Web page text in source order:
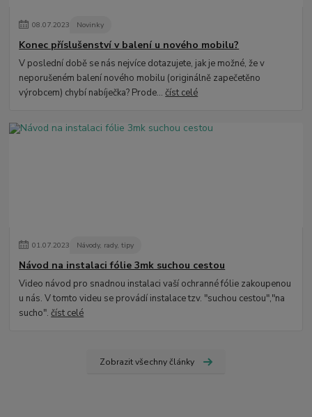
08.07.2023 Novinky
Konec příslušenství v balení u nového mobilu?
V poslední době se nás nejvíce dotazujete, jak je možné, že v
neporušeném balení nového mobilu (originálně zapečetěno
výrobcem) chybí nabíječka? Prode...číst celé
01.07.2023 Návody, rady, tipy
Návod na instalaci fólie 3mk suchou cestou
Video návod pro snadnou instalaci vaší ochranné fólie zakoupenou
u nás. V tomto videu se provádí instalace tzv. "suchou cestou","na
sucho".číst celé
Zobrazit všechny články